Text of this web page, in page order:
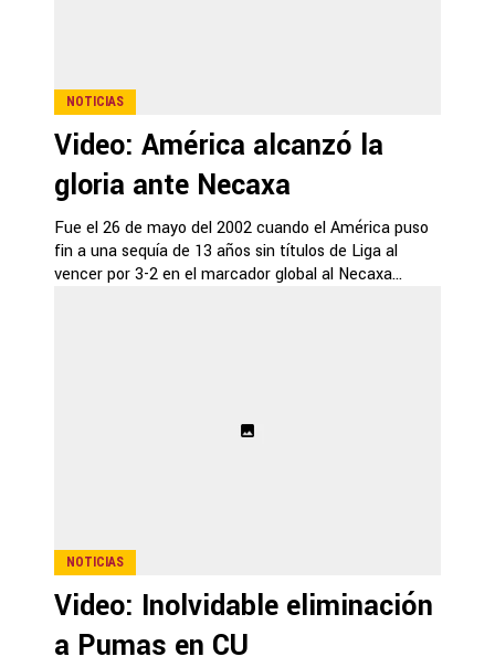
NOTICIAS
Video: América alcanzó la
gloria ante Necaxa
Fue el 26 de mayo del 2002 cuando el América puso
fin a una sequía de 13 años sin títulos de Liga al
vencer por 3-2 en el marcador global al Necaxa...
NOTICIAS
Video: Inolvidable eliminación
a Pumas en CU